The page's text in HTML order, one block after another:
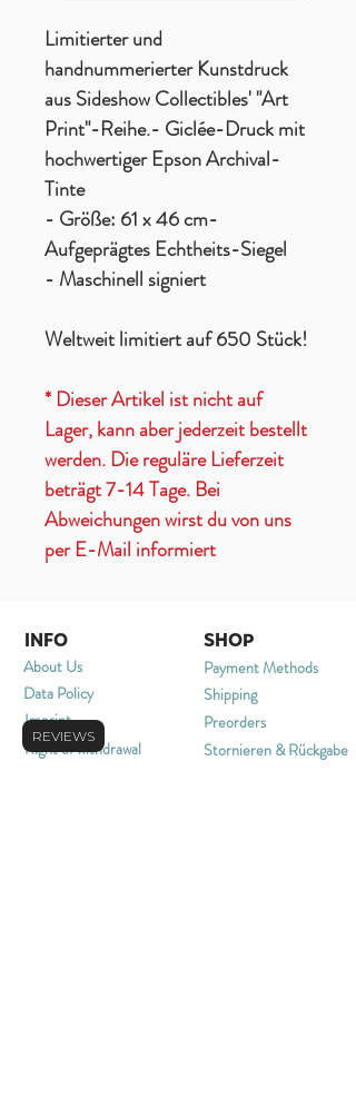
Limitierter und
handnummerierter Kunstdruck
aus Sideshow Collectibles' "Art
Print"-Reihe.- Giclée-Druck mit
hochwertiger Epson Archival-
Tinte
- Größe: 61 x 46 cm-
Aufgeprägtes Echtheits-Siegel
- Maschinell signiert
Weltweit limitiert auf 650 Stück!
* Dieser Artikel ist nicht auf
Lager, kann aber jederzeit bestellt
werden. Die reguläre Lieferzeit
beträgt 7-14 Tage. Bei
Abweichungen wirst du von uns
per E-Mail informiert
INFO
About Us
Imprint
Data Policy
Right of withdrawal
SHOP
Payment Methods
Shipping
Preorders
Stornieren & Rückgabe
REVIEWS